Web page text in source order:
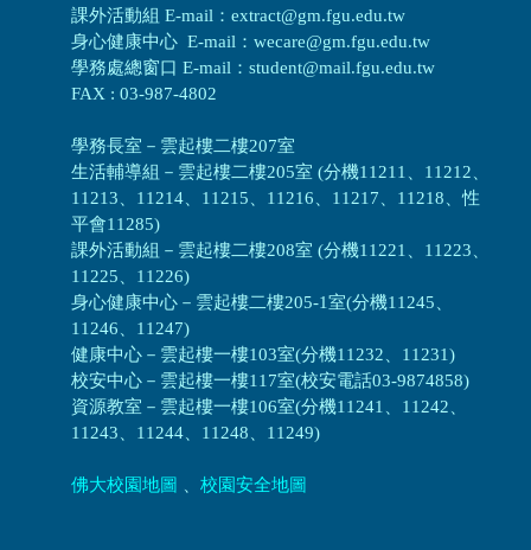
課外活動組 E-mail：extract@gm.fgu.edu.tw
身心健康中心 E-mail：wecare@gm.fgu.edu.tw
學務處總窗口 E-mail：student@mail.fgu.edu.tw
FAX : 03-987-4802
學務長室－雲起樓二樓207室
生活輔導組 － 雲起樓二樓205室 (分機11211、11212、
11213、11214、11215、11216、11217、11218、性
平會11285)
課外活動組 － 雲起樓二樓208室 (分機11221、11223、
11225、11226)
身心健康中心 － 雲起樓二樓205-1室(分機11245、
11246、11247)
健康中心－ 雲起樓一樓103室(分機11232、11231)
校安中心－ 雲起樓一樓117室(校安電話03-9874858)
資源教室 － 雲起樓一樓106室(分機11241、11242、
11243、11244、11248、11249)
佛大校園地圖 、 校園安全地圖